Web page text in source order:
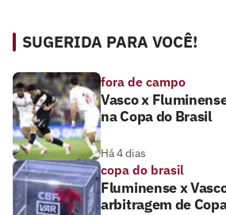
SUGERIDA PARA VOCÊ!
fora de campo
Vasco x
na Copa do Brasil
Há 4 dias
copa do brasil
Fluminense x
arbitragem de